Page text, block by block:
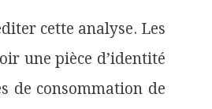
cette analyse. Les
une pièce d’identité
de consommation de